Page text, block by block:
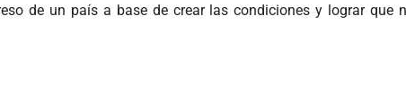
de un país a base de crear las condiciones y lograr que